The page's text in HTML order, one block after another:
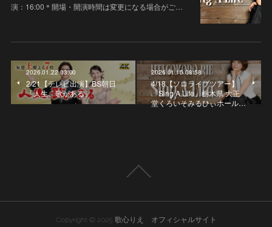
演：16:00＊開場・開演時間は変更になる場合がご…
2026.01.22 03:00
2/21【テレビ出演】BS朝日
「人生、歌がある」
2026.01.15 08:58
4/18【ソロライブツアー】
「Sing A Life」栃木県 大正
堂くろいそみるひぃホール…
Copyright © 2025 歌心りえ オフィシャルサイト